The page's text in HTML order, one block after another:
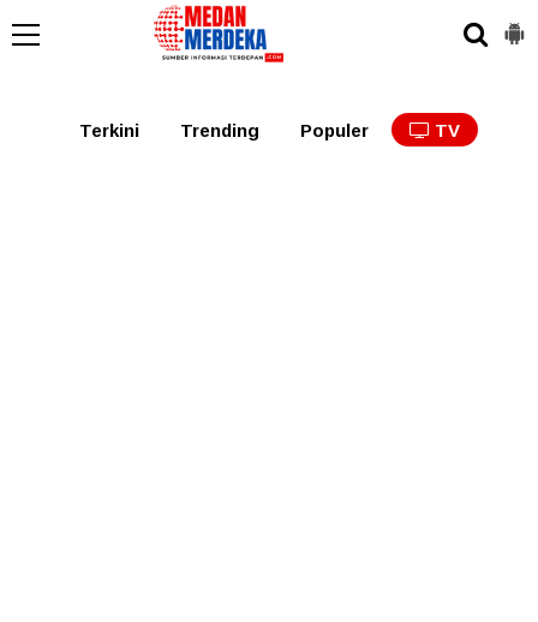
Tabagsel Tapanuli
Terkini Trending Populer TV